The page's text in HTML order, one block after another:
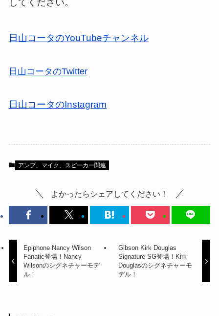
してください。
日山コータのYouTubeチャンネル
日山コータのTwitter
日山コータのInstagram
アンプ、マイク、スピーカー関連
よかったらシェアしてください！
Epiphone Nancy Wilson
Fanatic登場！Nancy
Wilsonのシグネチャーモデ
ル！
Gibson Kirk Douglas
Signature SG登場！Kirk
Douglasのシグネチャーモ
デル！